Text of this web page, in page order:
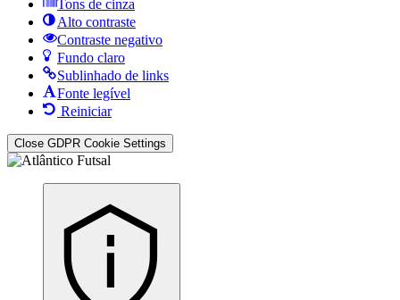
Tons de cinza
Alto contraste
Contraste negativo
Fundo claro
Sublinhado de links
Fonte legível
Reiniciar
Close GDPR Cookie Settings